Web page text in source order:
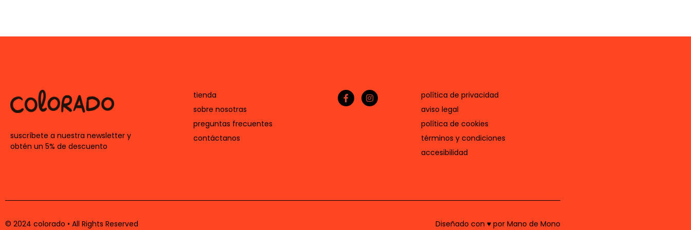
suscríbete a nuestra newsletter y
obtén un 5% de descuento
tienda
sobre nosotras
preguntas frecuentes
contáctanos
política de privacidad
aviso legal
política de cookies
términos y condiciones
accesibilidad
© 2024 colorado • All Rights Reserved Diseñado con ♥ por Mano de Mono